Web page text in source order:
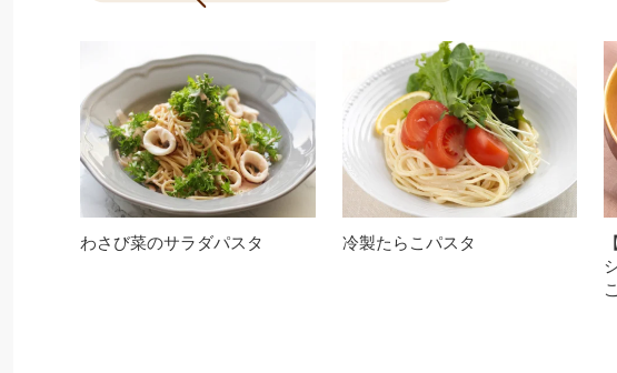
わさび菜のサラダパスタ 冷製たらこパスタ